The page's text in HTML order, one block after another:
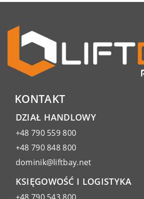
KONTAKT
DZIAŁ HANDLOWY
+48 790 559 800
+48 790 848 800
dominik@liftbay.net
KSIĘGOWOŚĆ I LOGISTYKA
+48 790 543 800